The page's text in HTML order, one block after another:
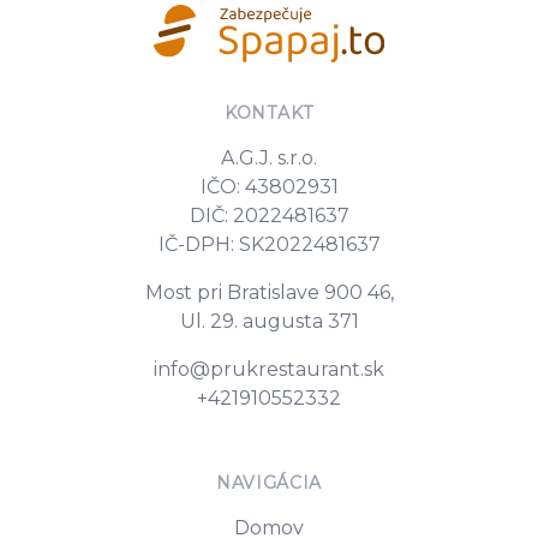
KONTAKT
A.G.J. s.r.o.
IČO: 43802931
DIČ: 2022481637
IČ-DPH: SK2022481637
Most pri Bratislave 900 46,
Ul. 29. augusta 371
info@prukrestaurant.sk
+421910552332
NAVIGÁCIA
Domov